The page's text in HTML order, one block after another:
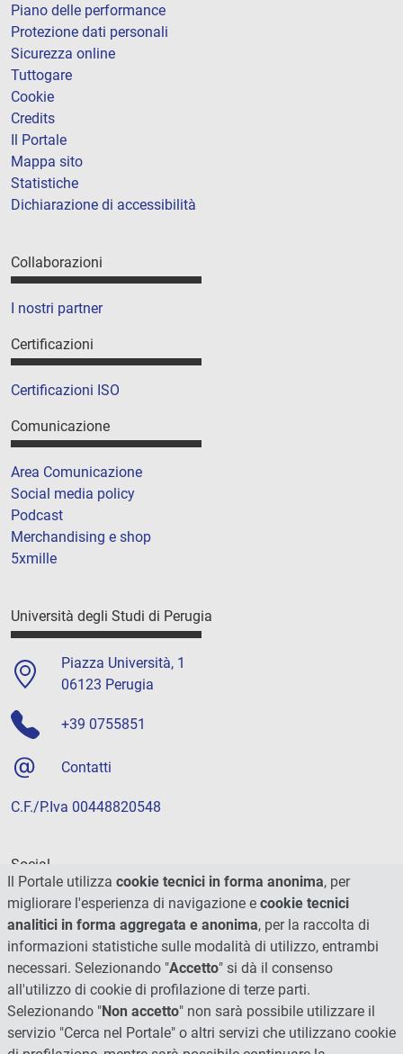
Piano delle performance
Protezione dati personali
Sicurezza online
Tuttogare
Cookie
Credits
Il Portale
Mappa sito
Statistiche
Dichiarazione di accessibilità
Collaborazioni
I nostri partner
Certificazioni
Certificazioni ISO
Comunicazione
Area Comunicazione
Social media policy
Podcast
Merchandising e shop
5xmille
Università degli Studi di Perugia
Piazza Università, 1
06123 Perugia
+39 0755851
Contatti
C.F./P.Iva 00448820548
Social
Il Portale utilizza cookie tecnici in forma anonima, per
migliorare l'esperienza di navigazione e cookie tecnici
analitici in forma aggregata e anonima, per la raccolta di
informazioni statistiche sulle modalità di utilizzo, entrambi
necessari. Selezionando "Accetto" si dà il consenso
all'utilizzo di cookie di profilazione di terze parti.
Selezionando "Non accetto" non sarà possibile utilizzare il
servizio "Cerca nel Portale" o altri servizi che utilizzano cookie